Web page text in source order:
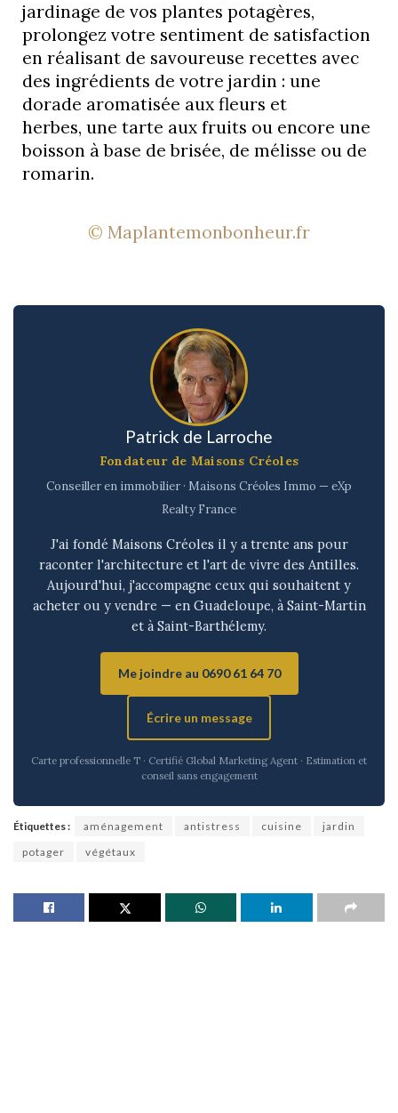
jardinage de vos plantes potagères,
prolongez votre sentiment de satisfaction
en réalisant de savoureuse recettes avec
des ingrédients de votre jardin : une
dorade aromatisée aux fleurs et
herbes, une tarte aux fruits ou encore une
boisson à base de brisée, de mélisse ou de
romarin.
© Maplantemonbonheur.fr
Patrick de Larroche
Fondateur de Maisons Créoles
Conseiller en immobilier · Maisons Créoles Immo — eXp
Realty France
J'ai fondé Maisons Créoles il y a trente ans pour
raconter l'architecture et l'art de vivre des Antilles.
Aujourd'hui, j'accompagne ceux qui souhaitent y
acheter ou y vendre — en Guadeloupe, à Saint-Martin
et à Saint-Barthélemy.
Me joindre au 0690 61 64 70
Écrire un message
Carte professionnelle T · Certifié Global Marketing Agent · Estimation et
conseil sans engagement
Étiquettes : aménagement antistress cuisine
jardin
potager
végétaux